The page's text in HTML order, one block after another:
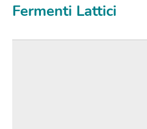
Fermenti Lattici